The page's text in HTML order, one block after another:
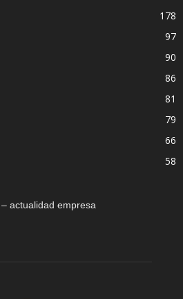
178
97
90
86
81
79
66
58
actualidad empresa